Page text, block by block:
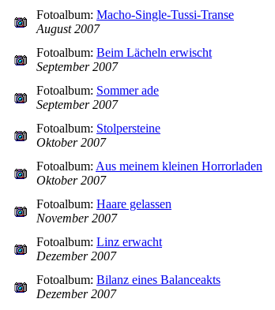
Fotoalbum: Macho-Single-Tussi-Transe
August 2007
Fotoalbum: Beim Lächeln erwischt
September 2007
Fotoalbum: Sommer ade
September 2007
Fotoalbum: Stolpersteine
Oktober 2007
Fotoalbum: Aus meinem kleinen Horrorladen
Oktober 2007
Fotoalbum: Haare gelassen
November 2007
Fotoalbum: Linz erwacht
Dezember 2007
Fotoalbum: Bilanz eines Balanceakts
Dezember 2007